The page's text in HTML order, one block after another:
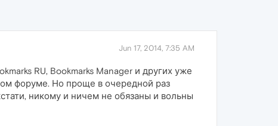
Jun 17, 2014, 7:35 AM
RU, Bookmarks Manager и других уже
форуме. Но проще в очередной раз
никому и ничем не обязаны и вольны